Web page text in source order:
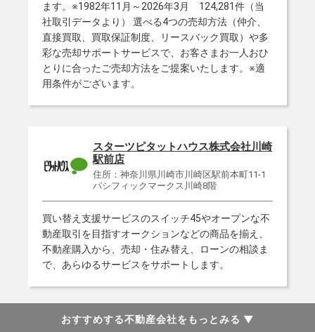
おすすめする不動産会社をもっとみる ▼
ます。※1982年11月～2026年3月 124,281件（当
社取引データより） 選べる4つの売却方法（仲介、
直接買取、買取保証制度、リースバック買取）や多
彩な売却サポートサービスで、お客さまお一人おひ
とりに合ったご売却方法をご提案いたします。※適
用条件がございます。
スターツピタットハウス株式会社川崎
駅前店
住所：神奈川県川崎市川崎区駅前本町11-1
パシフィックマークス川崎8階
買い替え支援サービスのスイッチ45やオープンな不
動産取引を目指すオークションなどの商品を揃え、
不動産購入から、売却・住み替え、ローンの相談ま
で、あらゆるサービスをサポートします。